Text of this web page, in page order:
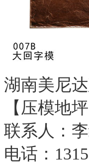
湖南美尼
【压模地
联系人：
电话：